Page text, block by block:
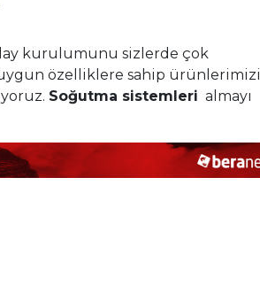
kurulumunu sizlerde çok
özelliklere sahip ürünlerimizi
Soğutma sistemleri almayı